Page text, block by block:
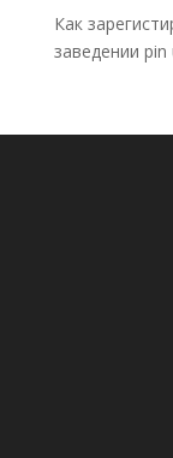
Как
заведении pin